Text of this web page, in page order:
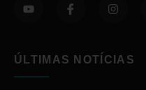
ÚLTIMAS NOTÍCIAS